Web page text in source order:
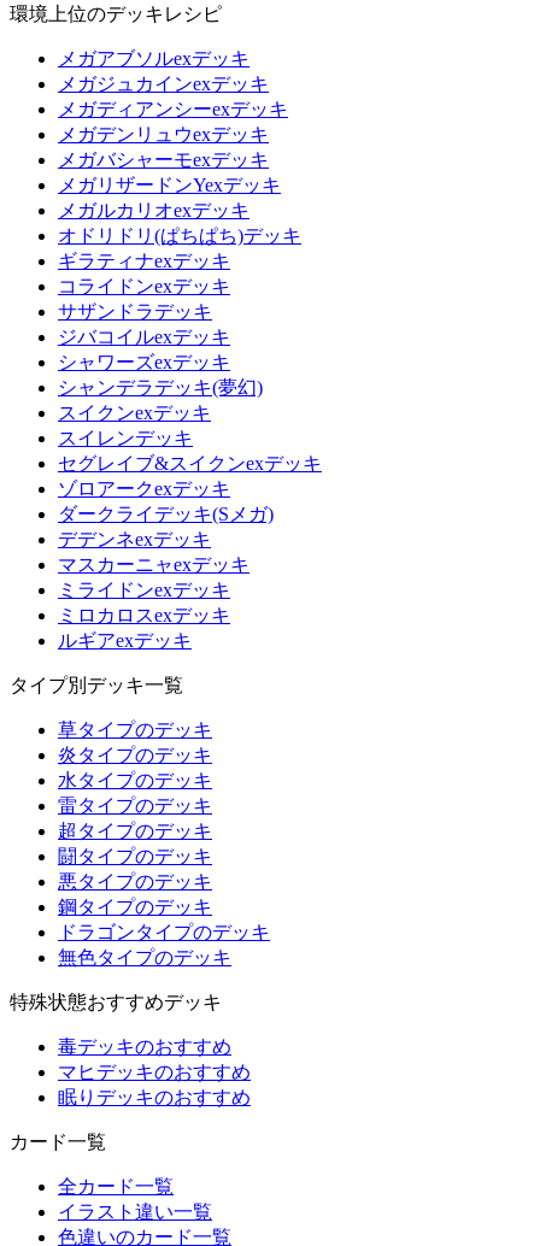
環境上位のデッキレシピ
メガアブソルexデッキ
メガジュカインexデッキ
メガディアンシーexデッキ
メガデンリュウexデッキ
メガバシャーモexデッキ
メガリザードンYexデッキ
メガルカリオexデッキ
オドリドリ(ぱちぱち)デッキ
ギラティナexデッキ
コライドンexデッキ
サザンドラデッキ
ジバコイルexデッキ
シャワーズexデッキ
シャンデラデッキ(夢幻)
スイクンexデッキ
スイレンデッキ
セグレイブ&スイクンexデッキ
ゾロアークexデッキ
ダークライデッキ(Sメガ)
デデンネexデッキ
マスカーニャexデッキ
ミライドンexデッキ
ミロカロスexデッキ
ルギアexデッキ
タイプ別デッキ一覧
草タイプのデッキ
炎タイプのデッキ
水タイプのデッキ
雷タイプのデッキ
超タイプのデッキ
闘タイプのデッキ
悪タイプのデッキ
鋼タイプのデッキ
ドラゴンタイプのデッキ
無色タイプのデッキ
特殊状態おすすめデッキ
毒デッキのおすすめ
マヒデッキのおすすめ
眠りデッキのおすすめ
カード一覧
全カード一覧
イラスト違い一覧
色違いのカード一覧